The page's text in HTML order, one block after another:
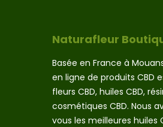
Naturafleur
Basée en France à
en ligne de produits CBD
fleurs CBD, huiles CBD,
cosmétiques CBD. Nous
vous les meilleures huiles